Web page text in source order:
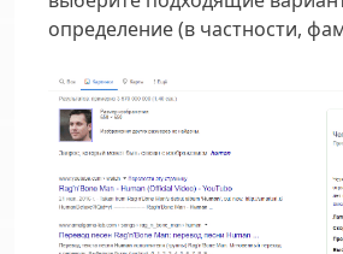
определение (в частности,